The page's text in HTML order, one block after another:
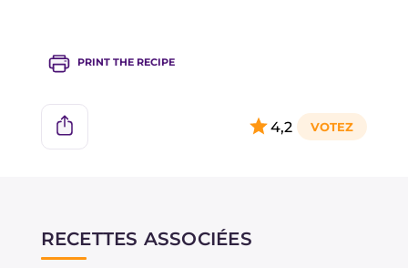
PRINT THE RECIPE
4,2
RECETTES ASSOCIÉES